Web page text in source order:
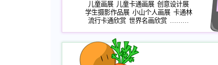
儿童画展 儿童卡通画展 创意设计展
学生摄影作品展 小山个人画展 卡通林
流行卡通欣赏 世界名画欣赏 ………